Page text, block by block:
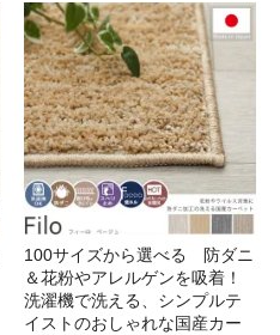
100サイズから選べる 防ダニ
＆花粉やアレルゲンを吸着！
洗濯機で洗える、シンプルテ
イストのおしゃれな国産カー